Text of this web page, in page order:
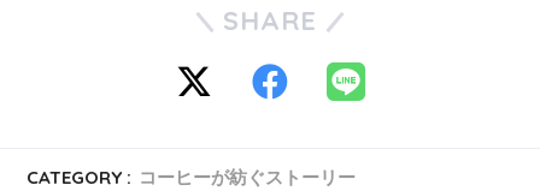
SHARE
CATEGORY : コーヒーが紡ぐストーリー